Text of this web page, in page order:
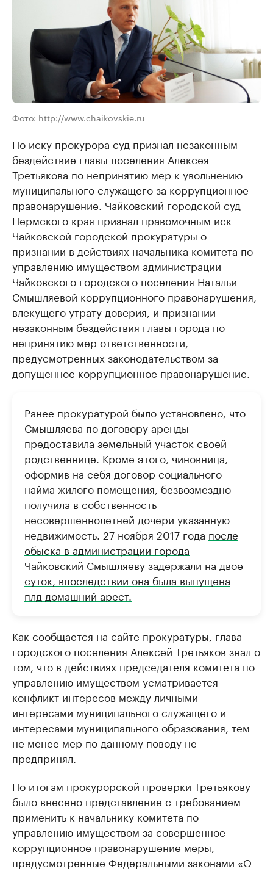
Фото: http://www.chaikovskie.ru
По иску прокурора суд признал незаконным
бездействие главы поселения Алексея
Третьякова по непринятию мер к увольнению
муниципального служащего за коррупционное
правонарушение. Чайковский городской суд
Пермского края признал правомочным иск
Чайковской городской прокуратуры о
признании в действиях начальника комитета по
управлению имуществом администрации
Чайковского городского поселения Натальи
Смышляевой коррупционного правонарушения,
влекущего утрату доверия, и признании
незаконным бездействия главы города по
непринятию мер ответственности,
предусмотренных законодательством за
допущенное коррупционное правонарушение.
Ранее прокуратурой было установлено, что
Смышляева по договору аренды
предоставила земельный участок своей
родственнице. Кроме этого, чиновница,
оформив на себя договор социального
найма жилого помещения, безвозмездно
получила в собственность
несовершеннолетней дочери указанную
недвижимость. 27 ноября 2017 года после
обыска в администрации города
Чайковский Смышляеву задержали на двое
суток, впоследствии она была выпущена
плд домашний арест.
Как сообщается на сайте прокуратуры, глава
городского поселения Алексей Третьяков знал о
том, что в действиях председателя комитета по
управлению имуществом усматривается
конфликт интересов между личными
интересами муниципального служащего и
интересами муниципального образования, тем
не менее мер по данному поводу не
предпринял.
По итогам прокурорской проверки Третьякову
было внесено представление с требованием
применить к начальнику комитета по
управлению имуществом за совершенное
коррупционное правонарушение меры,
предусмотренные Федеральными законами «О